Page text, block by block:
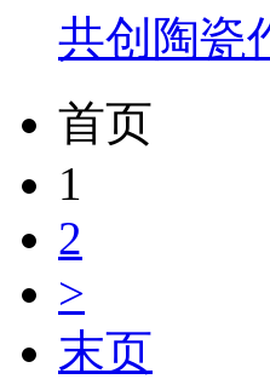
共创陶瓷
首页
1
2
>
末页